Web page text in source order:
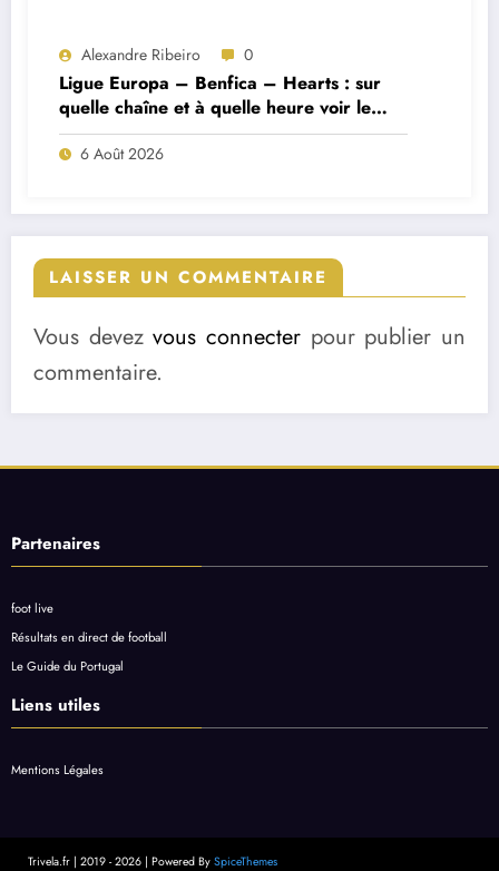
Alexandre Ribeiro 0
Ligue Europa – Benfica – Hearts : sur
quelle chaîne et à quelle heure voir le
match ?
6 Août 2026
LAISSER UN COMMENTAIRE
Vous devezvous connecter pour publier un
commentaire.
Partenaires
foot live
Résultats en direct de football
Le Guide du Portugal
Liens utiles
Mentions Légales
Trivela.fr | 2019 - 2026 | Powered By SpiceThemes